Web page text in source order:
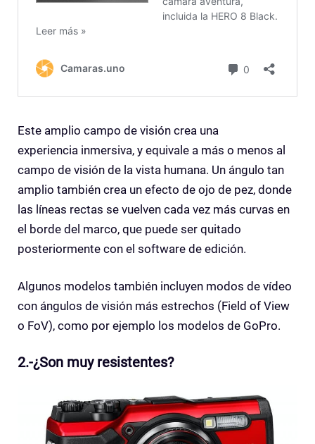
Este amplio campo de visión crea una
experiencia inmersiva, y equivale a más o menos al
campo de visión de la vista humana. Un ángulo tan
amplio también crea un efecto de ojo de pez, donde
las líneas rectas se vuelven cada vez más curvas en
el borde del marco, que puede ser quitado
posteriormente con el software de edición.
Algunos modelos también incluyen modos de vídeo
con ángulos de visión más estrechos (Field of View
o FoV), como por ejemplo los modelos de GoPro.
2.-¿Son muy resistentes?